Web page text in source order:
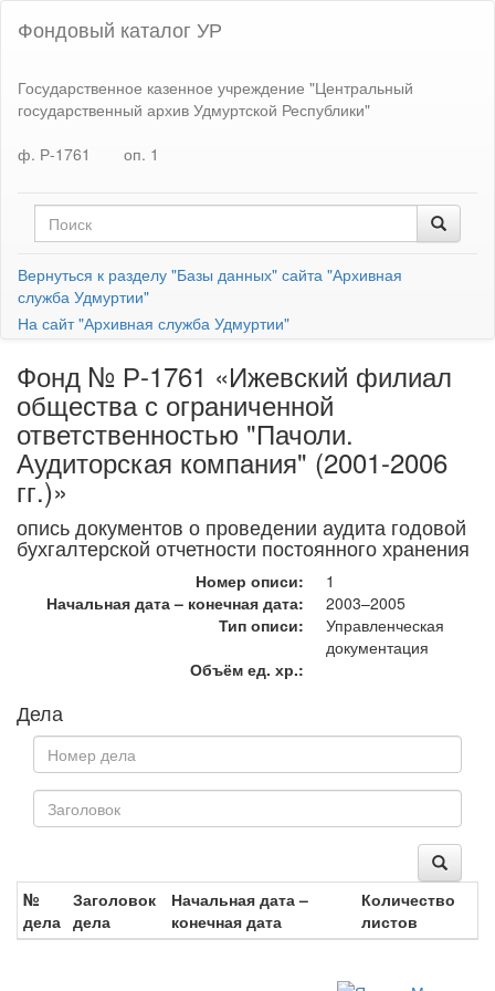
Фондовый каталог УР
Государственное казенное учреждение "Центральный
государственный архив Удмуртской Республики"
ф. Р-1761
оп. 1
Вернуться к разделу "Базы данных" сайта "Архивная
служба Удмуртии"
На сайт "Архивная служба Удмуртии"
Фонд № Р-1761 «Ижевский филиал
общества с ограниченной
ответственностью "Пачоли.
Аудиторская компания" (2001-2006
гг.)»
опись документов о проведении аудита годовой
бухгалтерской отчетности постоянного хранения
Номер описи:
1
Начальная дата – конечная дата:
2003–2005
Тип описи:
Управленческая
документация
Объём ед. хр.:
Дела
№
дела
Заголовок
дела
Начальная дата –
конечная дата
Количество
листов